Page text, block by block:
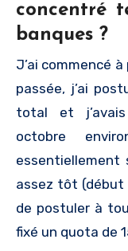
concentré
banques ?
J’ai commencé
passée, j’ai
total et
octobre
essentiellement
assez tôt (début
de postuler à
fixé un quota de